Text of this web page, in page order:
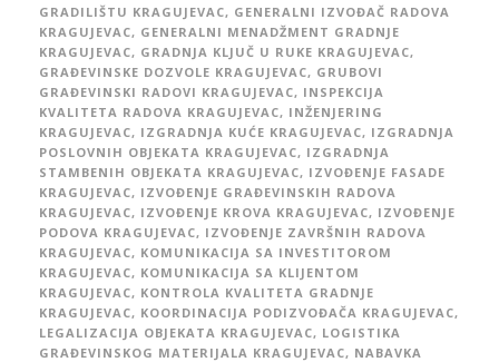
GRADILIŠTU KRAGUJEVAC, GENERALNI IZVOĐAČ RADOVA
KRAGUJEVAC, GENERALNI MENADŽMENT GRADNJE
KRAGUJEVAC, GRADNJA KLJUČ U RUKE KRAGUJEVAC,
GRAĐEVINSKE DOZVOLE KRAGUJEVAC, GRUBOVI
GRAĐEVINSKI RADOVI KRAGUJEVAC, INSPEKCIJA
KVALITETA RADOVA KRAGUJEVAC, INŽENJERING
KRAGUJEVAC, IZGRADNJA KUĆE KRAGUJEVAC, IZGRADNJA
POSLOVNIH OBJEKATA KRAGUJEVAC, IZGRADNJA
STAMBENIH OBJEKATA KRAGUJEVAC, IZVOĐENJE FASADE
KRAGUJEVAC, IZVOĐENJE GRAĐEVINSKIH RADOVA
KRAGUJEVAC, IZVOĐENJE KROVA KRAGUJEVAC, IZVOĐENJE
PODOVA KRAGUJEVAC, IZVOĐENJE ZAVRŠNIH RADOVA
KRAGUJEVAC, KOMUNIKACIJA SA INVESTITOROM
KRAGUJEVAC, KOMUNIKACIJA SA KLIJENTOM
KRAGUJEVAC, KONTROLA KVALITETA GRADNJE
KRAGUJEVAC, KOORDINACIJA PODIZVOĐAČA KRAGUJEVAC,
LEGALIZACIJA OBJEKATA KRAGUJEVAC, LOGISTIKA
GRAĐEVINSKOG MATERIJALA KRAGUJEVAC, NABAVKA